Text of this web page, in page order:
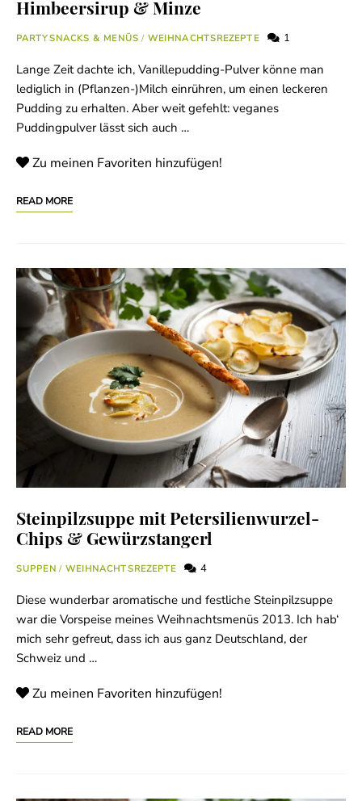
Himbeersirup & Minze
PARTYSNACKS & MENÜS / WEIHNACHTSREZEPTE 1
Lange Zeit dachte ich, Vanillepudding-Pulver könne man
lediglich in (Pflanzen-)Milch einrühren, um einen leckeren
Pudding zu erhalten. Aber weit gefehlt: veganes
Puddingpulver lässt sich auch …
Zu meinen Favoriten hinzufügen!
READ MORE
Steinpilzsuppe mit Petersilienwurzel-
Chips & Gewürzstangerl
SUPPEN / WEIHNACHTSREZEPTE 4
Diese wunderbar aromatische und festliche Steinpilzsuppe
war die Vorspeise meines Weihnachtsmenüs 2013. Ich hab‘
mich sehr gefreut, dass ich aus ganz Deutschland, der
Schweiz und …
Zu meinen Favoriten hinzufügen!
READ MORE